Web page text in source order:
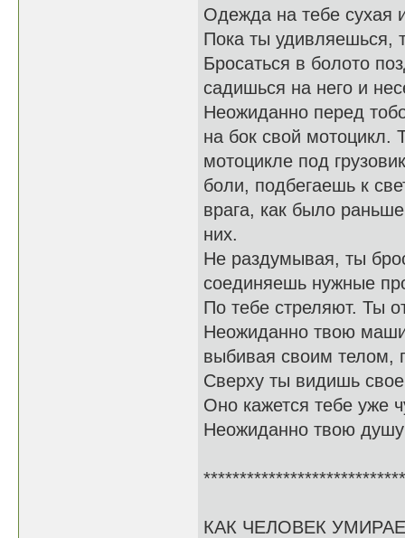
Одежда на тебе сухая
Пока ты удивляешься,
Бросаться в болото
садишься на него и
Неожиданно перед
на бок свой мотоцикл.
мотоцикле под
боли, подбегаешь к
врага, как было
них.
Не раздумывая, ты
соединяешь нужные
По тебе стреляют. Ты
Неожиданно твою
выбивая своим телом,
Сверху ты видишь
Оно кажется тебе уже
Неожиданно твою душу
КАК ЧЕЛОВЕК